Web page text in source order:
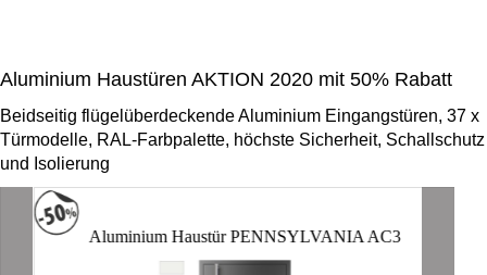
Aluminium Haustüren AKTION 2020 mit 50% Rabatt
Beidseitig flügelüberdeckende Aluminium Eingangstüren, 37 x
Türmodelle, RAL-Farbpalette, höchste Sicherheit, Schallschutz
und Isolierung
Aluminium Haustür PENNSYLVANIA AC3